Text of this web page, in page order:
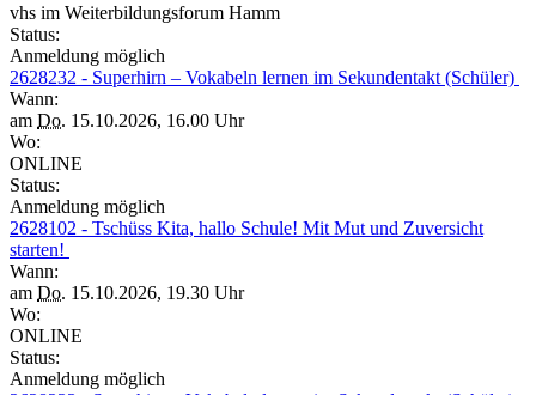
vhs im Weiterbildungsforum Hamm
Status:
Anmeldung möglich
2628232 - Superhirn – Vokabeln lernen im Sekundentakt (Schüler)
Wann:
am Do. 15.10.2026, 16.00 Uhr
Wo:
ONLINE
Status:
Anmeldung möglich
2628102 - Tschüss Kita, hallo Schule! Mit Mut und Zuversicht
starten!
Wann:
am Do. 15.10.2026, 19.30 Uhr
Wo:
ONLINE
Status:
Anmeldung möglich